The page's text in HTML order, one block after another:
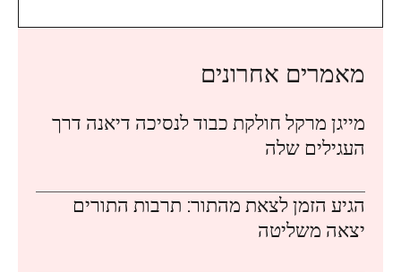
מאמרים אחרונים
מייגן מרקל חולקת כבוד לנסיכה דיאנה דרך
העגילים שלה
הגיע הזמן לצאת מהתור: תרבות התורים
יצאה משליטה